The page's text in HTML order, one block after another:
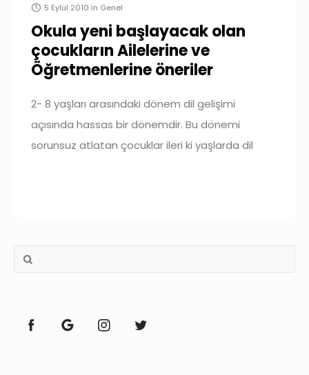
5 Eylül 2010 in Genel
Okula yeni başlayacak olan
çocukların Ailelerine ve
Öğretmenlerine öneriler
2- 8 yaşları arasındaki dönem dil gelişimi
açısında hassas bir dönemdir. Bu dönemi
sorunsuz atlatan çocuklar ileri ki yaşlarda dil